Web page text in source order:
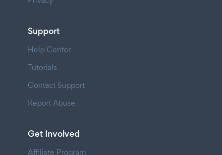
Support
Help Center
Tutorials
Contact Support
Report Abuse
Get Involved
Affiliate Program